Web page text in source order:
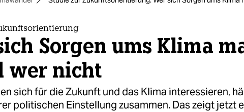
Sorgen ums Klima
wer nicht
sich für die Zukunft und das Klima interessieren,
politischen Einstellung zusammen. Das zeigt jetzt